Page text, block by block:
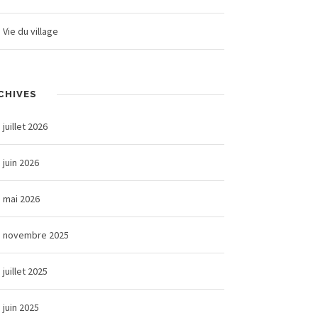
Vie du village
juillet 2026
juin 2026
mai 2026
novembre 2025
juillet 2025
juin 2025